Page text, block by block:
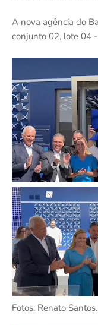
A nova agência do
conjunto 02, lote 04
Fotos: Renato Santos.